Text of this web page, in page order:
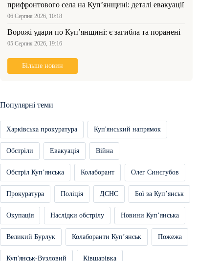
прифронтового села на Куп’янщині: деталі евакуації
06 Серпня 2026, 10:18
Ворожі удари по Куп’янщині: є загибла та поранені
05 Серпня 2026, 19:16
Більше новин
Популярні теми
Харківська прокуратура Куп'янський напрямок
Обстріли Евакуація Війна
Обстріл Купʼянська Колаборант Олег Синєгубов
Прокуратура Поліція ДСНС Бої за Купʼянськ
Окупація Наслідки обстрілу Новини Купʼянська
Великий Бурлук Колаборанти Купʼянськ Пожежа
Куп'янськ-Вузловий Ківшарівка